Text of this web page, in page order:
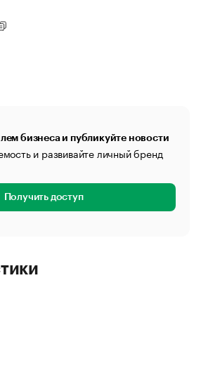
бизнеса и публикуйте новости
и развивайте личный бренд
Получить доступ